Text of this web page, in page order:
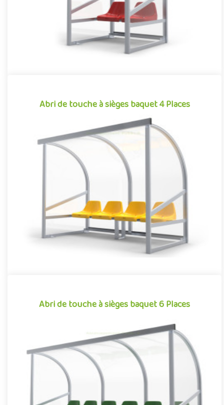
Abri de touche à sièges baquet 4 Places
Abri de touche à sièges baquet 4 Places
Football, rugby, baseball, hockey sur gazon… De nombreux
sports collectifs requièrent, dans leur pratique, la présence de
Abri de touche à sièges baquet 6 Places
Abri de touche à sièges baquet 6 Places
Football, rugby, baseball, hockey sur gazon… De nombreux
sports collectifs requièrent, dans leur pratique, la présence de